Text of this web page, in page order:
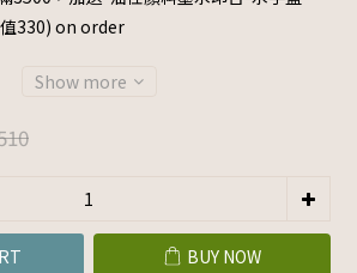
值330) on order
Show more
BUY NOW